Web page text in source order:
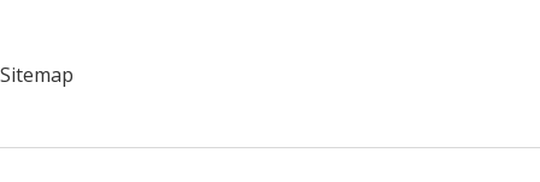
Sitemap